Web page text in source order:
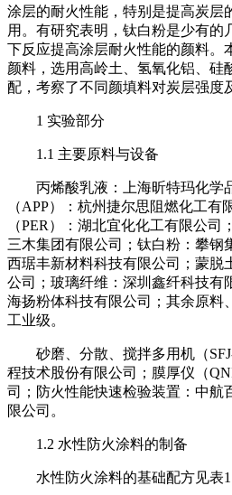
涂层的耐火性能，特别是提高炭层
用。有研究表明，钛白粉是少有的
下反应提高涂层耐火性能的颜料。
颜料，选用高岭土、氢氧化铝、硅
配，考察了不同颜填料对炭层强度
1 实验部分
1.1 主要原料与设备
丙烯酸乳液：上海昕特玛化学
（APP）：杭州捷尔思阻燃化工有
（PER）：湖北宜化化工有限公
三木集团有限公司；钛白粉：攀钢
西琚丰新材料科技有限公司；蒙脱
公司；玻璃纤维：深圳鑫纤科技有
海扬粉体科技有限公司；其余原料
工业级。
砂磨、分散、搅拌多用机（
程技术股份有限公司；膜厚仪（
司；防火性能快速检验装置：中航
限公司。
1.2 水性防火涂料的制备
水性防火涂料的基础配方见表1